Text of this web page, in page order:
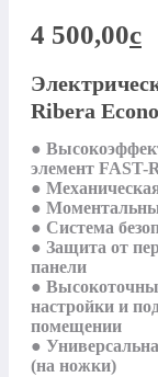
4 500,00c
Ribera
●
элемент FAST-
●
●
● Система
● Защита от
панели
●
настройки и
помещении
●
(на ножки)